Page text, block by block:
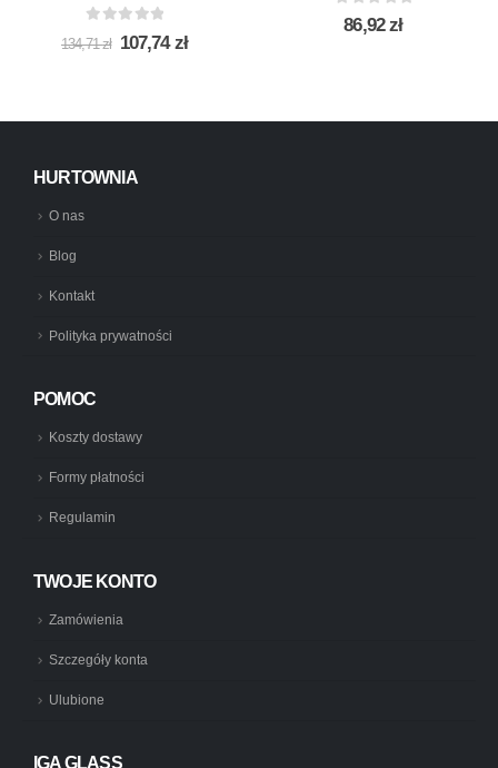
out of 5
134,71zł Pierwotna
cena
107,74złAktualna
out of 5
86,92zł
HURTOWNIA
O nas
Blog
Kontakt
Polityka prywatności
POMOC
Koszty dostawy
Formy płatności
Regulamin
TWOJE KONTO
Zamówienia
Szczegóły konta
Ulubione
IGA GLASS